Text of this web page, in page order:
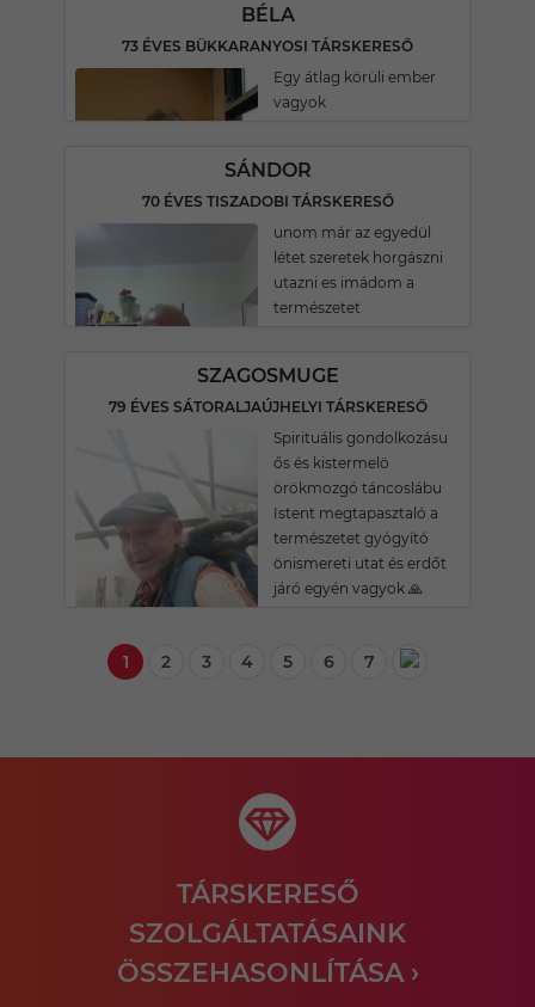
BÉLA
73 ÉVES BÜKKARANYOSI TÁRSKERESŐ
Egy átlag körüli ember
vagyok
SÁNDOR
70 ÉVES TISZADOBI TÁRSKERESŐ
unom már az egyedül
létet szeretek horgászni
utazni es imádom a
természetet
SZAGOSMUGE
79 ÉVES SÁTORALJAÚJHELYI TÁRSKERESŐ
Spirituális gondolkozásu
ős és kistermelö
örökmozgó táncoslábu
Istent megtapasztaló a
természetet gyógyító
önismereti utat és erdőt
járó egyén vagyok 🙏
1 2 3 4 5 6 7
TÁRSKERESŐ
SZOLGÁLTATÁSAINK
ÖSSZEHASONLÍTÁSA ›